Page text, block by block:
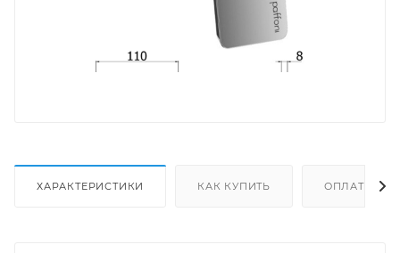
ХАРАКТЕРИСТИКИ КАК КУПИТЬ ОПЛАТА